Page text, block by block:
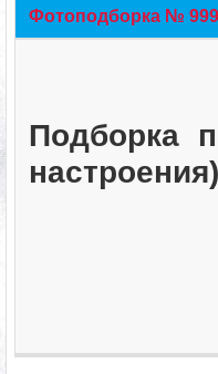
Фотоподборка №
Подборка